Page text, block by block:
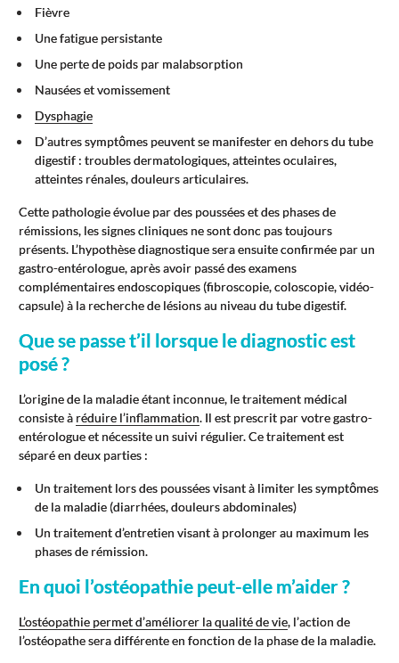
Fièvre
Une fatigue persistante
Une perte de poids par malabsorption
Nausées et vomissement
Dysphagie
D’autres symptômes peuvent se manifester en dehors du tube
digestif : troubles dermatologiques, atteintes oculaires,
atteintes rénales, douleurs articulaires.
Cette pathologie évolue par des poussées et des phases de
rémissions, les signes cliniques ne sont donc pas toujours
présents. L’hypothèse diagnostique sera ensuite confirmée par un
gastro-entérologue, après avoir passé des examens
complémentaires endoscopiques (fibroscopie, coloscopie, vidéo-
capsule) à la recherche de lésions au niveau du tube digestif.
Que se passe t’il lorsque le diagnostic est
posé ?
L’origine de la maladie étant inconnue, le traitement médical
consiste à réduire l’inflammation. Il est prescrit par votre gastro-
entérologue et nécessite un suivi régulier. Ce traitement est
séparé en deux parties :
Un traitement lors des poussées visant à limiter les symptômes
de la maladie (diarrhées, douleurs abdominales)
Un traitement d’entretien visant à prolonger au maximum les
phases de rémission.
En quoi l’ostéopathie peut-elle m’aider ?
L’ostéopathie permet d’améliorer la qualité de vie, l’action de
l’ostéopathe sera différente en fonction de la phase de la maladie.